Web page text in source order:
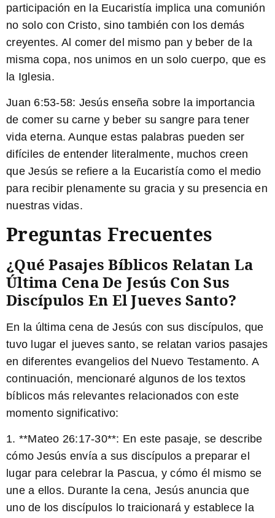
participación en la Eucaristía implica una comunión
no solo con Cristo, sino también con los demás
creyentes. Al comer del mismo pan y beber de la
misma copa, nos unimos en un solo cuerpo, que es
la Iglesia.
Juan 6:53-58: Jesús enseña sobre la importancia
de comer su carne y beber su sangre para tener
vida eterna. Aunque estas palabras pueden ser
difíciles de entender literalmente, muchos creen
que Jesús se refiere a la Eucaristía como el medio
para recibir plenamente su gracia y su presencia en
nuestras vidas.
Preguntas Frecuentes
¿Qué Pasajes Bíblicos Relatan La
Última Cena De Jesús Con Sus
Discípulos En El Jueves Santo?
En la última cena de Jesús con sus discípulos, que
tuvo lugar el jueves santo, se relatan varios pasajes
en diferentes evangelios del Nuevo Testamento. A
continuación, mencionaré algunos de los textos
bíblicos más relevantes relacionados con este
momento significativo:
1. **Mateo 26:17-30**: En este pasaje, se describe
cómo Jesús envía a sus discípulos a preparar el
lugar para celebrar la Pascua, y cómo él mismo se
une a ellos. Durante la cena, Jesús anuncia que
uno de los discípulos lo traicionará y establece la